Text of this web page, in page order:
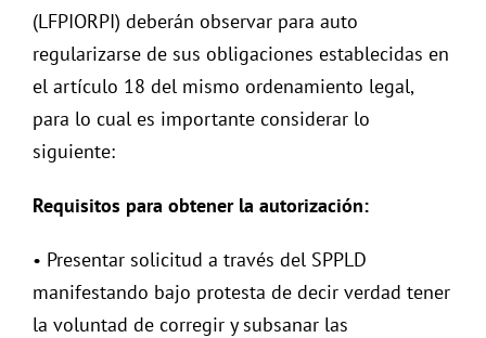
(LFPIORPI) deberán observar para auto
regularizarse de sus obligaciones establecidas en
el artículo 18 del mismo ordenamiento legal,
para lo cual es importante considerar lo
siguiente:
Requisitos para obtener la autorización:
• Presentar solicitud a través del SPPLD
manifestando bajo protesta de decir verdad tener
la voluntad de corregir y subsanar las